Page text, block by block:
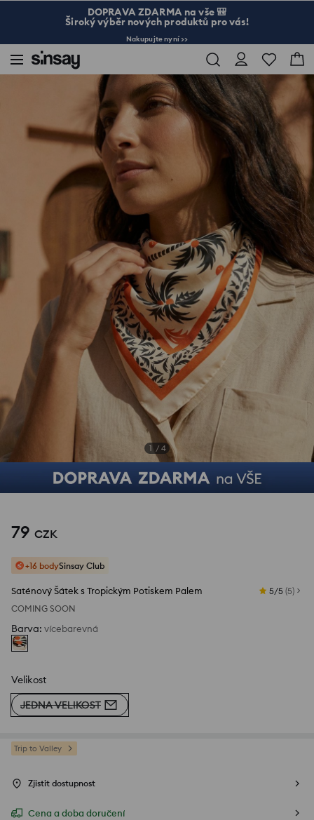
DOPRAVA ZDARMA na vše 🎒
Široký výběr nových produktů pro vás!
Nakupujte nyní >>
Tašky a doplňky
Saténový Šátek s Tropickým Potiskem Palem
1 / 4
79 CZK
+16 bodySinsay Club
Saténový Šátek s Tropickým Potiskem Palem 5/5 (5)
COMING SOON
Barva: vícebarevná
Velikost
JEDNA VELIKOST
Trip to Valley
Zjistit dostupnost
Cena a doba doručení